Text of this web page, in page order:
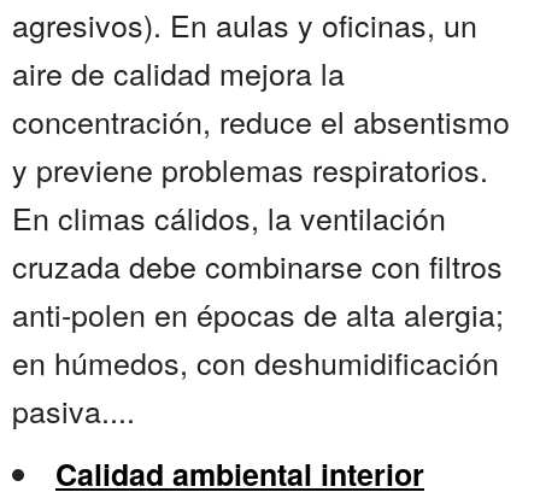
agresivos). En aulas y oficinas, un
aire de calidad mejora la
concentración, reduce el absentismo
y previene problemas respiratorios.
En climas cálidos, la ventilación
cruzada debe combinarse con filtros
anti-polen en épocas de alta alergia;
en húmedos, con deshumidificación
pasiva....
Calidad ambiental interior